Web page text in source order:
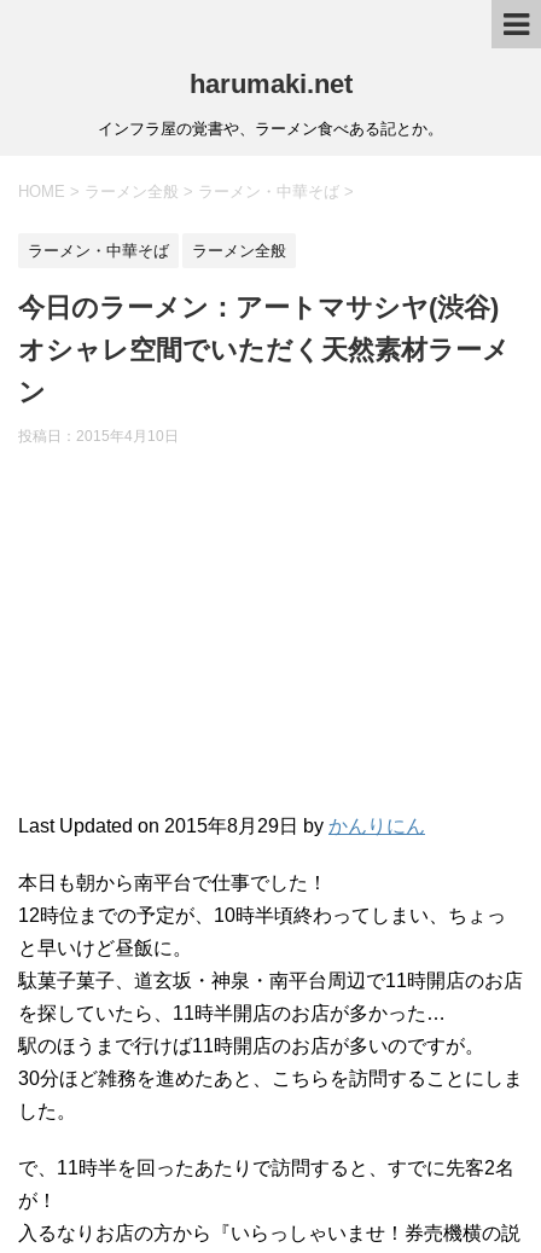
harumaki.net
インフラ屋の覚書や、ラーメン食べある記とか。
HOME > ラーメン全般 > ラーメン・中華そば >
ラーメン・中華そば ラーメン全般
今日のラーメン：アートマサシヤ(渋谷)
オシャレ空間でいただく天然素材ラーメ
ン
投稿日：2015年4月10日
Last Updated on 2015年8月29日 by かんりにん
本日も朝から南平台で仕事でした！
12時位までの予定が、10時半頃終わってしまい、ちょっ
と早いけど昼飯に。
駄菓子菓子、道玄坂・神泉・南平台周辺で11時開店のお店
を探していたら、11時半開店のお店が多かった…
駅のほうまで行けば11時開店のお店が多いのですが。
30分ほど雑務を進めたあと、こちらを訪問することにしま
した。
で、11時半を回ったあたりで訪問すると、すでに先客2名
が！
入るなりお店の方から『いらっしゃいませ！券売機横の説